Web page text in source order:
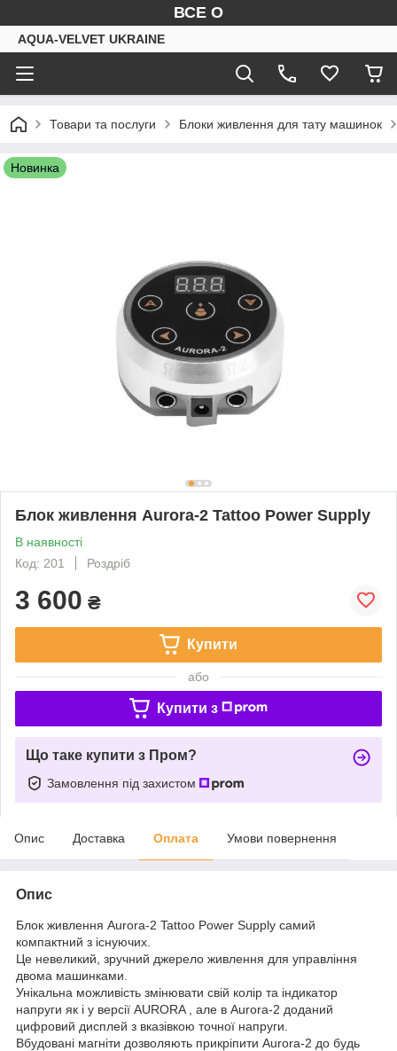
ВСЕ О
AQUA-VELVET UKRAINE
Товари та послуги Блоки живлення для тату машинок
Новинка
Блок живлення Aurora-2 Tattoo Power Supply
В наявності
Код: 201
Роздріб
3 600 ₴
Купити
або
Купити з
Що таке купити з Пром?
Замовлення під захистом
Опис Доставка Оплата Умови повернення
Опис
Блок живлення Aurora-2 Tattoo Power Supply самий
компактний з існуючих.
Це невеликий, зручний джерело живлення для управління
двома машинками.
Унікальна можливість змінювати свій колір та індикатор
напруги як і у версії AURORA , але в Aurora-2 доданий
цифровий дисплей з вказівкою точної напруги.
Вбудовані магніти дозволяють прикріпити Aurora-2 до будь